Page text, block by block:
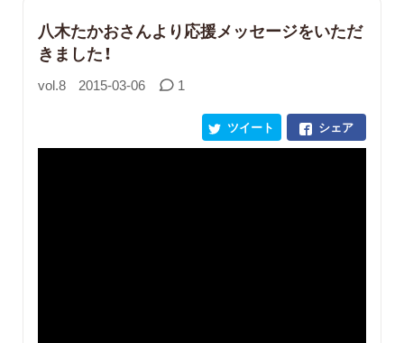
八木たかおさんより応援メッセージをいただ
きました！
vol.8 2015-03-06 1
シェア
ツイート